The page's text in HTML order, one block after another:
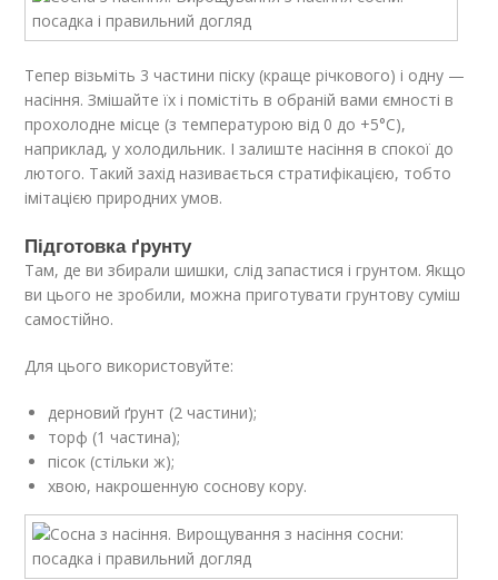
Тепер візьміть 3 частини піску (краще річкового) і одну —
насіння. Змішайте їх і помістіть в обраній вами ємності в
прохолодне місце (з температурою від 0 до +5°С),
наприклад, у холодильник. І залиште насіння в спокої до
лютого. Такий захід називається стратифікацією, тобто
імітацією природних умов.
Підготовка ґрунту
Там, де ви збирали шишки, слід запастися і грунтом. Якщо
ви цього не зробили, можна приготувати грунтову суміш
самостійно.
Для цього використовуйте:
дерновий ґрунт (2 частини);
торф (1 частина);
пісок (стільки ж);
хвою, накрошенную соснову кору.